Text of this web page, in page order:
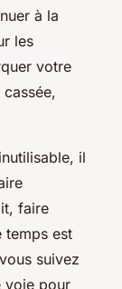
à la
les
votre
il
faire
temps est
suivez
voie pour